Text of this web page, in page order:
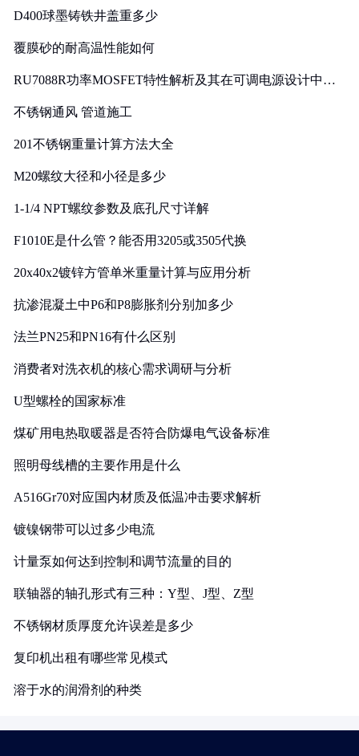
D400球墨铸铁井盖重多少
覆膜砂的耐高温性能如何
RU7088R功率MOSFET特性解析及其在可调电源设计中的
不锈钢通风 管道施工
201不锈钢重量计算方法大全
M20螺纹大径和小径是多少
1-1/4 NPT螺纹参数及底孔尺寸详解
F1010E是什么管？能否用3205或3505代换
20x40x2镀锌方管单米重量计算与应用分析
抗渗混凝土中P6和P8膨胀剂分别加多少
法兰PN25和PN16有什么区别
消费者对洗衣机的核心需求调研与分析
U型螺栓的国家标准
煤矿用电热取暖器是否符合防爆电气设备标准
照明母线槽的主要作用是什么
A516Gr70对应国内材质及低温冲击要求解析
镀镍钢带可以过多少电流
计量泵如何达到控制和调节流量的目的
联轴器的轴孔形式有三种：Y型、J型、Z型
不锈钢材质厚度允许误差是多少
复印机出租有哪些常见模式
溶于水的润滑剂的种类